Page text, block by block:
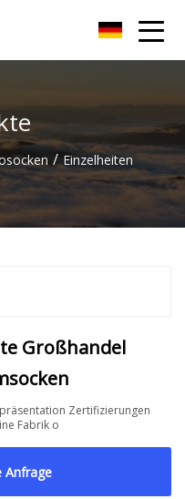
/ Einzelheiten
Großhandel
Zertifizierungen
Fabrik o
Anfrage